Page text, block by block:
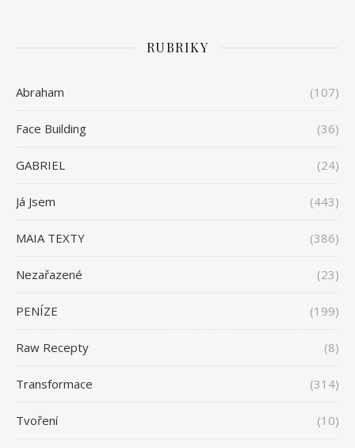
RUBRIKY
Abraham (107)
Face Building (36)
GABRIEL (24)
Já Jsem (443)
MAIA TEXTY (386)
Nezařazené (23)
PENÍZE (199)
Raw Recepty (8)
Transformace (314)
Tvoření (10)